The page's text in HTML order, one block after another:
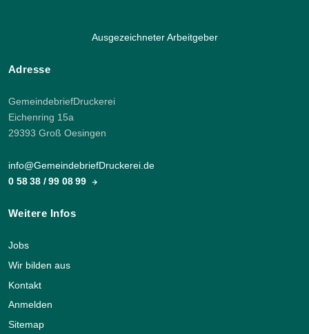
Ausgezeichneter Arbeitgeber
Adresse
GemeindebriefDruckerei
Eichenring 15a
29393 Groß Oesingen
info@GemeindebriefDruckerei.de
0 58 38 / 99 08 99
Weitere Infos
Jobs
Wir bilden aus
Kontakt
Anmelden
Sitemap